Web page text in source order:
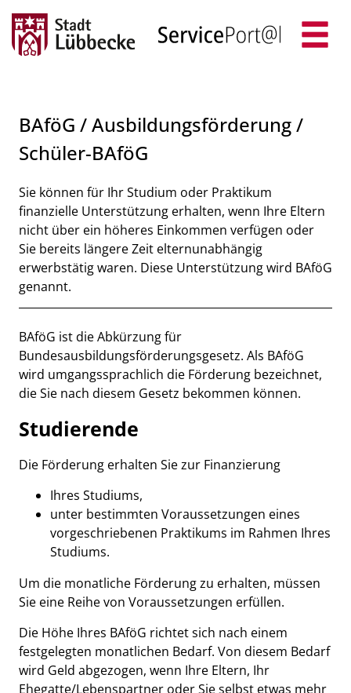
Zum Hauptinhalt springen
BAföG / Ausbildungsförderung /
Schüler-BAföG
Kurzbeschreibung
Sie können für Ihr Studium oder Praktikum
finanzielle Unterstützung erhalten, wenn Ihre Eltern
nicht über ein höheres Einkommen verfügen oder
Sie bereits längere Zeit elternunabhängig
erwerbstätig waren. Diese Unterstützung wird BAföG
genannt.
Beschreibung
BAföG ist die Abkürzung für
Bundesausbildungsförderungsgesetz. Als BAföG
wird umgangssprachlich die Förderung bezeichnet,
die Sie nach diesem Gesetz bekommen können.
Studierende
Die Förderung erhalten Sie zur Finanzierung
Ihres Studiums,
unter bestimmten Voraussetzungen eines
vorgeschriebenen Praktikums im Rahmen Ihres
Studiums.
Um die monatliche Förderung zu erhalten, müssen
Sie eine Reihe von Voraussetzungen erfüllen.
Die Höhe Ihres BAföG richtet sich nach einem
festgelegten monatlichen Bedarf. Von diesem Bedarf
wird Geld abgezogen, wenn Ihre Eltern, Ihr
Ehegatte/Lebenspartner oder Sie selbst etwas mehr